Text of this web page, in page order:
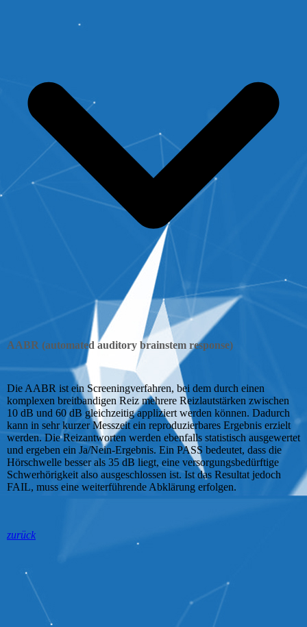
AABR (automated auditory brainstem response)
Die AABR ist ein Screeningverfahren, bei dem durch einen
komplexen breit­ban­di­gen Reiz mehrere Reiz­laut­stärken zwischen
10 dB und 60 dB gleich­zei­tig appliziert werden können. Dadurch
kann in sehr kurzer Messzeit ein reproduzierbares Ergebnis erzielt
werden. Die Reiz­ant­wor­ten werden ebenfalls statistisch ausgewertet
und ergeben ein Ja/Nein-Er­geb­nis. Ein PASS bedeutet, dass die
Hör­schwel­le besser als 35 dB liegt, eine ver­sor­gungs­be­dürf­tige
Schwer­hö­rig­keit also aus­ge­schlos­sen­ ist. Ist das Resultat jedoch
FAIL, muss eine weiterführende Abklärung erfolgen.
zurück